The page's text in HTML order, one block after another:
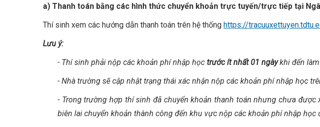
a) Thanh toán bằng các hình thức chuyển khoản trực tuyến/trực tiếp tại
Thí sinh xem các hướng dẫn thanh toán trên hệ thống https://
Lưu ý:
- Thí sinh phải nộp các khoản phí nhập học trước ít nhất 01 ngàykhi đến làm
- Nhà trường sẽ cập nhật trạng thái xác nhận nộp các khoản phí nhập học
- Trong trường hợp thí sinh đã chuyển khoản thanh toán nhưng chưa
biên lai chuyển khoản thành công đến khu vực nộp các khoản phí nhập học